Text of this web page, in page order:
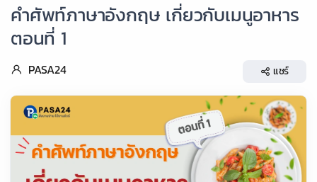
คำศัพท์ภาษาอังกฤษ เกี่ยวกับเมนูอาหาร
ตอนที่ 1
PASA24 แชร์